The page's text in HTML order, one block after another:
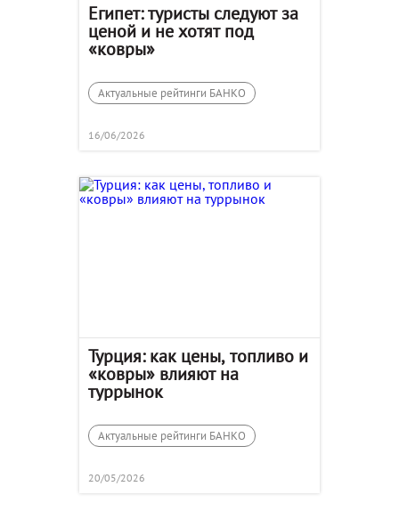
Египет: туристы следуют за
ценой и не хотят под
«ковры»
Актуальные рейтинги БАНКО
16/06/2026
Турция: как цены, топливо и
«ковры» влияют на
туррынок
Актуальные рейтинги БАНКО
20/05/2026